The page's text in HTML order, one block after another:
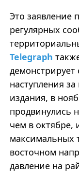
Это заявление
регулярных
Telegraph
наступления
издания, в
продвинулись
чем в октябре,
максимальных
восточном
давление на